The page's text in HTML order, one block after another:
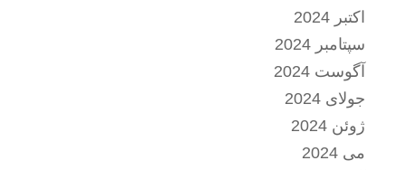
اکتبر 2024
سپتامبر 2024
آگوست 2024
جولای 2024
ژوئن 2024
می 2024